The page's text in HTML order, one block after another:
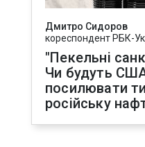
Дмитро Сидоров
кореспондент РБК-
"Пекельні
Чи будуть
посилювати
російську